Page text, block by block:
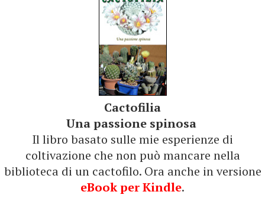
Cactofilia
Una passione spinosa
Il libro basato sulle mie esperienze di
coltivazione che non può mancare nella
biblioteca di un cactofilo. Ora anche in versione
eBook per Kindle.